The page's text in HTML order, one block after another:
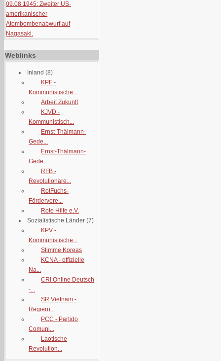
09.08.1945: Zweiter US-
amerikanischer
Atombombenabwurf auf
Nagasaki.
Weblinks
Inland (8)
KPF -
Kommunistische...
Arbeit Zukunft
KJVD -
Kommunistisch...
Ernst-Thälmann-
Gede...
Ernst-Thälmann-
Gede...
RFB -
Revolutionäre...
RotFuchs-
Fördervere...
Rote Hilfe e.V.
Sozialistische Länder (7)
KPV -
Kommunistische...
Stimme Koreas
KCNA - offizielle
Na...
CRI Online Deutsch
-...
SR Vietnam -
Regieru...
PCC - Partido
Comuni...
Laotische
Revolution...